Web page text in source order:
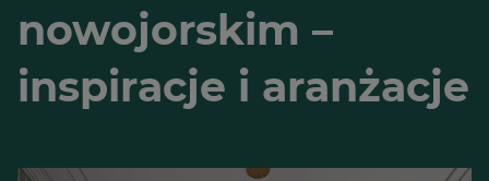
nowojorskim –
inspiracje i aranżacje